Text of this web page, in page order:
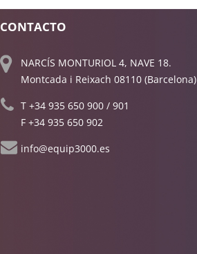
CONTACTO
NARCÍS MONTURIOL 4, NAVE 18.
Montcada i Reixach 08110 (Barcelona)
T+34 935 650 900 /901
F +34 935 650 902
info@equip3000.es